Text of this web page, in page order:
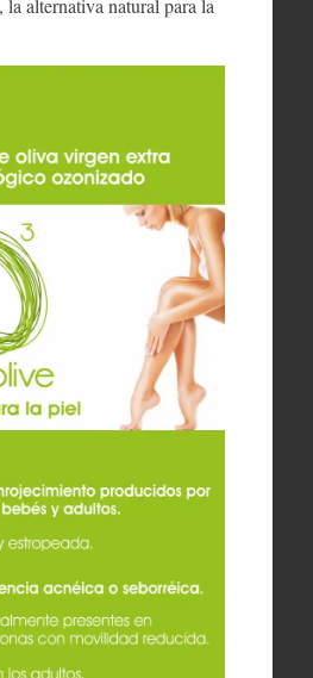
alternativa natural para la